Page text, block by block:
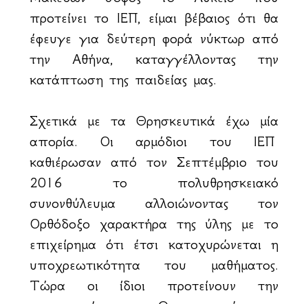
προτείνει το ΙΕΠ, είμαι βέβαιος ότι θα
έφευγε για δεύτερη φορά νύκτωρ από
την Αθήνα, καταγγέλλοντας την
κατάπτωση της παιδείας μας.
Σχετικά με τα Θρησκευτικά έχω μία
απορία. Οι αρμόδιοι του ΙΕΠ
καθιέρωσαν από τον Σεπτέμβριο του
2016 το πολυθρησκειακό
συνονθύλευμα αλλοιώνοντας τον
Ορθόδοξο χαρακτήρα της ύλης με το
επιχείρημα ότι έτσι κατοχυρώνεται η
υποχρεωτικότητα του μαθήματος.
Τώρα οι ίδιοι προτείνουν την